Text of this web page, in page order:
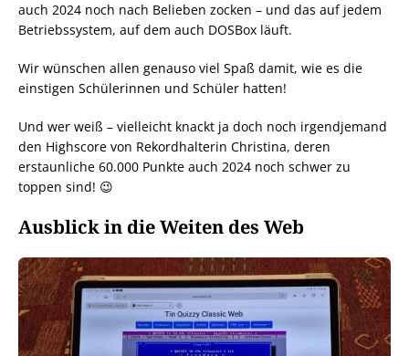
auch 2024 noch nach Belieben zocken – und das auf jedem
Betriebssystem, auf dem auch DOSBox läuft.
Wir wünschen allen genauso viel Spaß damit, wie es die
einstigen Schülerinnen und Schüler hatten!
Und wer weiß – vielleicht knackt ja doch noch irgendjemand
den Highscore von Rekordhalterin Christina, deren
erstaunliche 60.000 Punkte auch 2024 noch schwer zu
toppen sind! 😉
Ausblick in die Weiten des Web